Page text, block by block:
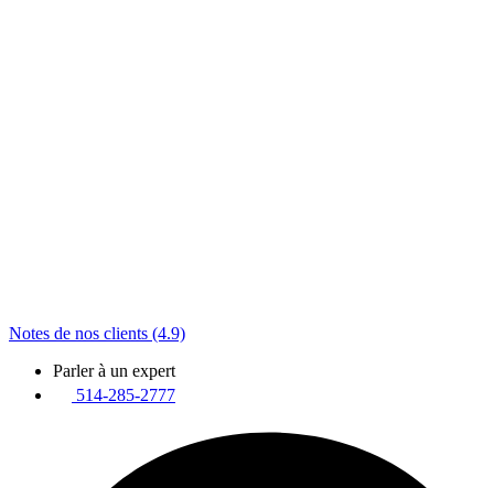
Notes de nos clients (4.9)
Parler à un expert
514-285-2777